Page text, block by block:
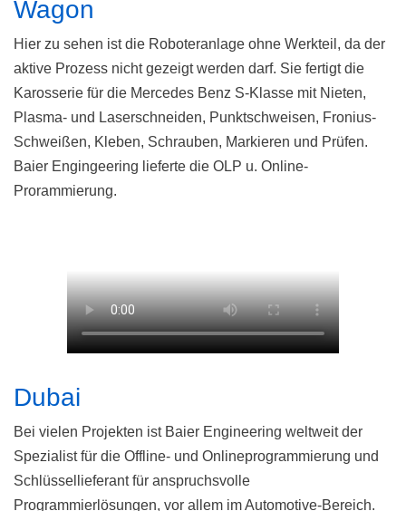
Wagon
Hier zu sehen ist die Roboteranlage ohne Werkteil, da der
aktive Prozess nicht gezeigt werden darf. Sie fertigt die
Karosserie für die Mercedes Benz S-Klasse mit Nieten,
Plasma- und Laserschneiden, Punktschweisen, Fronius-
Schweißen, Kleben, Schrauben, Markieren und Prüfen.
Baier Engingeering lieferte die OLP u. Online-
Prorammierung.
Dubai
Bei vielen Projekten ist Baier Engineering weltweit der
Spezialist für die Offline- und Onlineprogrammierung und
Schlüssellieferant für anspruchsvolle
Programmierlösungen, vor allem im Automotive-Bereich.